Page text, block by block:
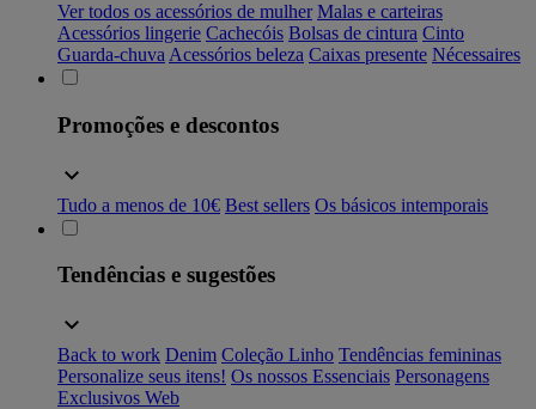
Ver todos os acessórios de mulher Malas e carteiras
Acessórios lingerie Cachecóis Bolsas de cintura Cinto
Guarda-chuva Acessórios beleza Caixas presente Nécessaires
Promoções e descontos
Tudo a menos de 10€ Best sellers Os básicos intemporais
Tendências e sugestões
Back to work Denim Coleção Linho Tendências femininas
Personalize seus itens! Os nossos Essenciais Personagens
Exclusivos Web